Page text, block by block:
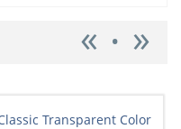
Transparent Color